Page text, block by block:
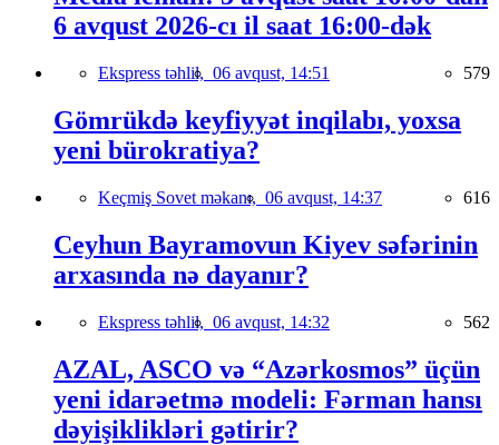
6 avqust 2026-cı il saat 16:00-dək
Ekspress təhlil, 06 avqust, 14:51 579
Gömrükdə keyfiyyət inqilabı, yoxsa
yeni bürokratiya?
Keçmiş Sovet məkanı, 06 avqust, 14:37 616
Ceyhun Bayramovun Kiyev səfərinin
arxasında nə dayanır?
Ekspress təhlil, 06 avqust, 14:32 562
AZAL, ASCO və “Azərkosmos” üçün
yeni idarəetmə modeli: Fərman hansı
dəyişiklikləri gətirir?